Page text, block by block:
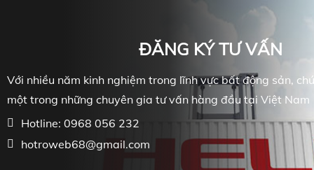
ĐĂNG KÝ TƯ VẤN
Với nhiều năm kinh nghiệm trong lĩnh vực bất động sản,
một trong những chuyên gia tư vấn hàng đầu tại Việt Nam
Hotline: 0968 056 232
hotroweb68@gmail.com